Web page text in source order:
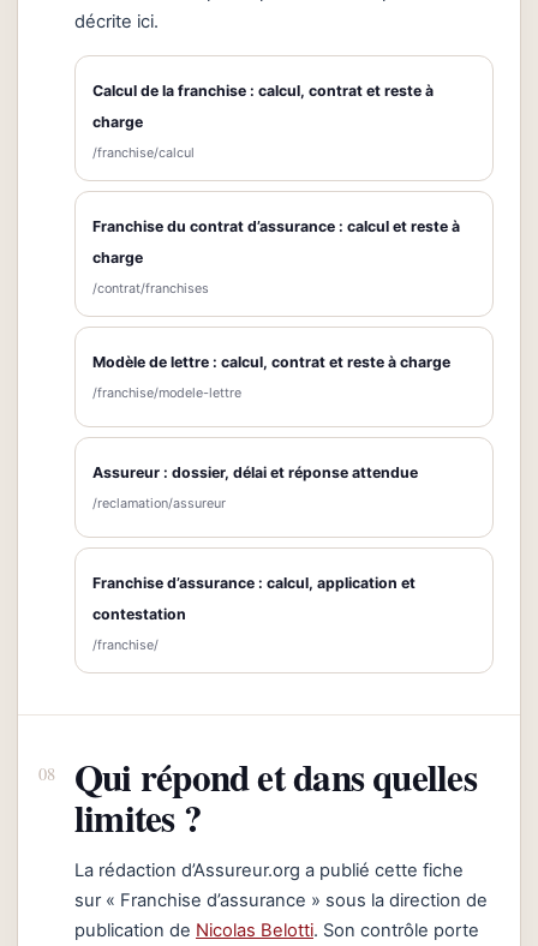
décrite ici.
Calcul de la franchise : calcul, contrat et reste à
charge
/franchise/calcul
Franchise du contrat d’assurance : calcul et reste à
charge
/contrat/franchises
Modèle de lettre : calcul, contrat et reste à charge
/franchise/modele-lettre
Assureur : dossier, délai et réponse attendue
/reclamation/assureur
Franchise d’assurance : calcul, application et
contestation
/franchise/
Qui répond et dans quelles
limites ?
La rédaction d’Assureur.org a publié cette fiche
sur « Franchise d’assurance » sous la direction de
publication de Nicolas Belotti. Son contrôle porte